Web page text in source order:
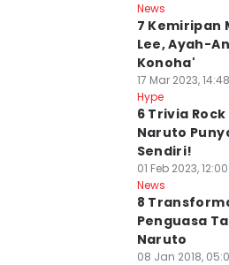
News
7 Kemiripan
Lee, Ayah-
Konoha'
17 Mar 2023,
Hype
6 Trivia
Naruto
Sendiri!
01 Feb 2023,
News
8
Penguasa
Naruto
08 Jan 2018,